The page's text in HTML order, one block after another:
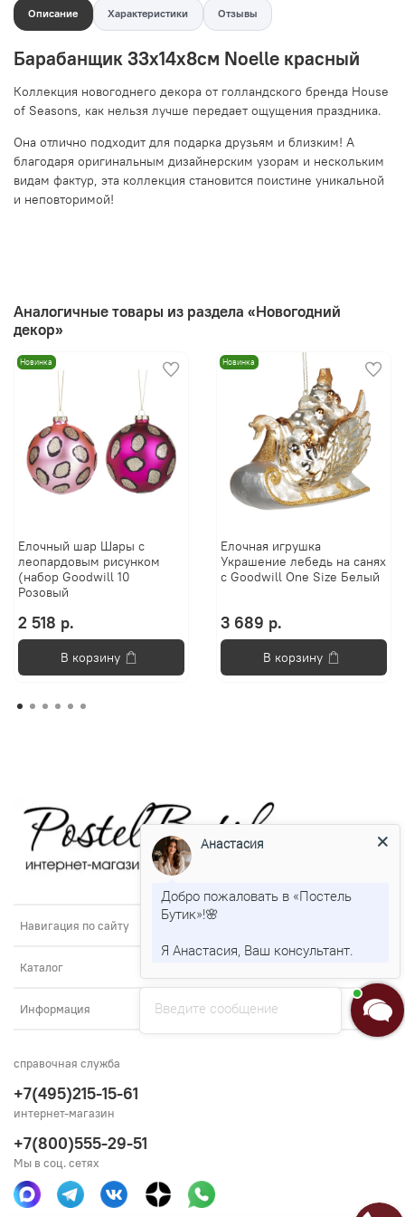
Описание Характеристики Отзывы
Барабанщик 33х14х8см Noelle красный
Коллекция новогоднего декора от голландского бренда House
of Seasons, как нельзя лучше передает ощущения праздника.
Она отлично подходит для подарка друзьям и близким! А
благодаря оригинальным дизайнерским узорам и нескольким
видам фактур, эта коллекция становится поистине уникальной
и неповторимой!
Аналогичные товары из раздела «Новогодний
декор»
Новинка
Елочный шар Шары с
леопардовым рисунком
(набор Goodwill 10
Розовый
2 518 р.
В корзину
Новинка
Елочная игрушка
Украшение лебедь на санях
с Goodwill One Size Белый
3 689 р.
В корзину
Навигация по сайту
Каталог
Информация
справочная служба
+7(495)215-15-61
интернет-магазин
+7(800)555-29-51
Мы в соц. сетях
Введите сообщение
Анастасия
Добро пожаловать в «Постель
Бутик»!🌸
Я Анастасия, Ваш консультант.